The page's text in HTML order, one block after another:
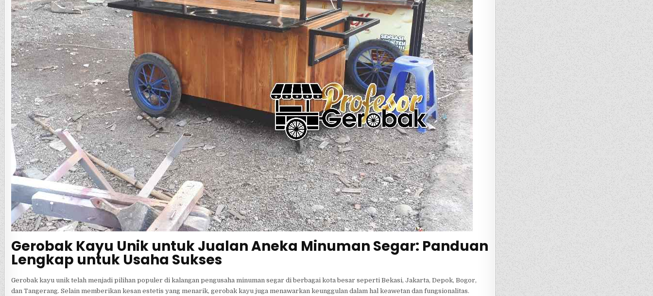
Gerobak Kayu Unik untuk Jualan Aneka Minuman Segar: Panduan
Lengkap untuk Usaha Sukses
Gerobak kayu unik telah menjadi pilihan populer di kalangan pengusaha minuman segar di berbagai kota besar seperti Bekasi, Jakarta, Depok, Bogor,
dan Tangerang. Selain memberikan kesan estetis yang menarik, gerobak kayu juga menawarkan keunggulan dalam hal keawetan dan fungsionalitas.